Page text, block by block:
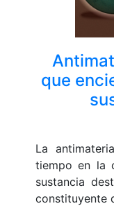
que
La
tiempo en la
sustancia
constituyente